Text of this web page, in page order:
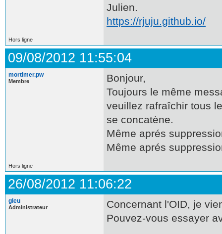
Julien.
https://rjuju.github.io/
Hors ligne
09/08/2012 11:55:04
mortimer.pw
Membre
Bonjour,
Toujours le même
veuillez rafraîchir tous
se concatène.
Même aprés
Même aprés
Hors ligne
26/08/2012 11:06:22
gleu
Administrateur
Concernant l'OID, je
Pouvez-vous essayer